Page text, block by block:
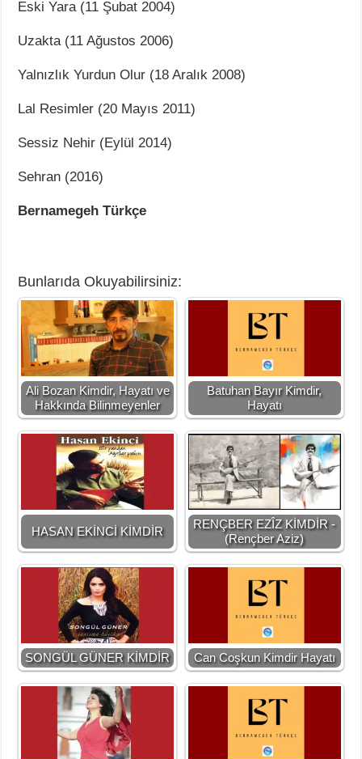
Eski Yara (11 Şubat 2004)
Uzakta (11 Ağustos 2006)
Yalnızlık Yurdun Olur (18 Aralık 2008)
Lal Resimler (20 Mayıs 2011)
Sessiz Nehir (Eylül 2014)
Sehran (2016)
Bernamegeh Türkçe
Bunlarıda Okuyabilirsiniz:
Ali Bozan Kimdir, Hayatı ve
Hakkında Bilinmeyenler
Batuhan Bayır Kimdir,
Hayatı
HASAN EKİNCİ KİMDİR
RENÇBER EZÎZ KİMDİR -
(Rençber Aziz)
SONGÜL GÜNER KİMDİR Can Coşkun Kimdir Hayatı